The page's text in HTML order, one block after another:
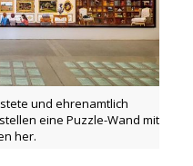
und ehrenamtlich
eine Puzzle-Wand mit
her.